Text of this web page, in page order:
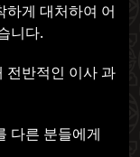
하게 대처하여 어
니다.
전반적인 이사 과
다른 분들에게